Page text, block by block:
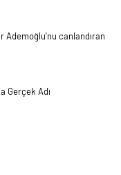
Ademoğlu'nu canlandıran
Gerçek Adı